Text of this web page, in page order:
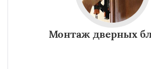
Монтаж дверных